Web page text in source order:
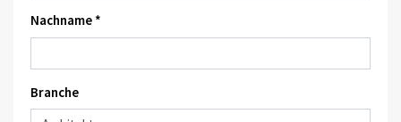
Nachname *
Branche